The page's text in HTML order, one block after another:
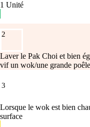
1 Unité
2
Laver le Pak Choi et bien
vif un wok/une grande poêle
3
Lorsque le wok est bien
surface